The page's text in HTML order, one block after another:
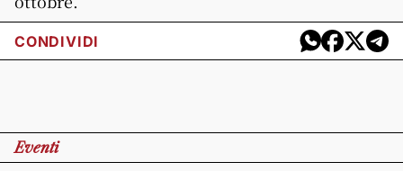
CONDIVIDI
Eventi